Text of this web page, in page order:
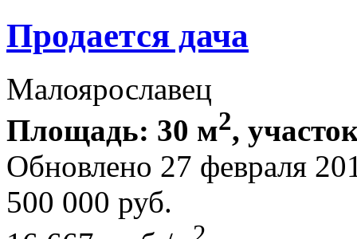
Продается дача
Малоярославец
Площадь: 30 м2,
Обновлено 27 февраля
500 000 руб.